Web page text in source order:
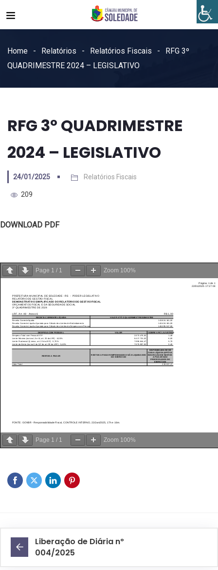
Home Relatórios Relatórios Fiscais
RFG 3º
QUADRIMESTRE 2024 – LEGISLATIVO
RFG 3º QUADRIMESTRE
2024 – LEGISLATIVO
24/01/2025 Relatórios Fiscais
209
DOWNLOAD PDF
Page 1 / 1 Zoom 100%
Page 1 / 1 Zoom 100%
Liberação de Diária nº
004/2025